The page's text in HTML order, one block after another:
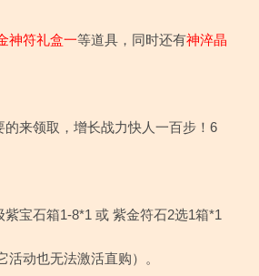
神符礼盒一等道具，同时还有神淬晶
的来领取，增长战力快人一百步！6
宝石箱1-8*1 或 紫金符石2选1箱*1
动也无法激活直购）。